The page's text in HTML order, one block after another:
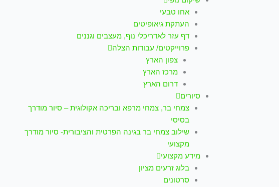
אחו טבעי
העתקת גיאופיטים
דף עזר לאדריכלי נוף, מעצבים וגננים
פרוייקטים/ עבודות הצלה
צפון הארץ
מרכז הארץ
דרום הארץ
סיורים
צמחי בר, צמחי מרפא ובריכה אקולוגית – סיור מודרך
בסיסי
שילוב צמחי בר בגינה הפרטית והציבורית- סיור מודרך
מקצועי
מידע מקצועי
בלוג זרעים מציון
סרטונים